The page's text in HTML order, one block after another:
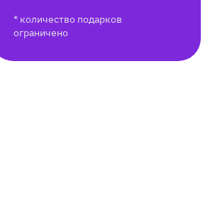
* количество подарков
ограничено